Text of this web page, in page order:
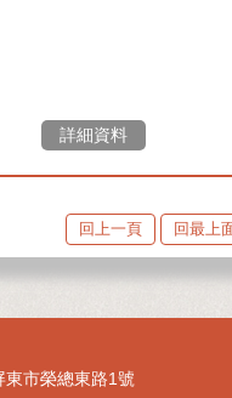
詳細資料
回上一頁 回最上
市榮總東路1號